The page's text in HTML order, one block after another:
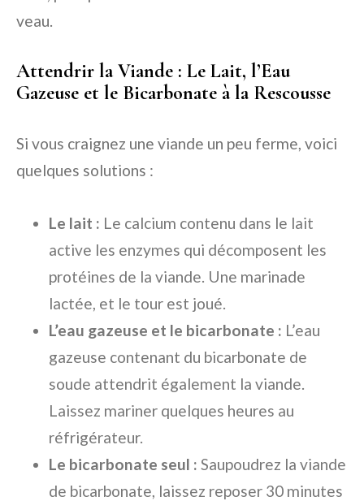
veau.
Attendrir la Viande : Le Lait, l’Eau
Gazeuse et le Bicarbonate à la Rescousse
Si vous craignez une viande un peu ferme, voici
quelques solutions :
Le lait : Le calcium contenu dans le lait
active les enzymes qui décomposent les
protéines de la viande. Une marinade
lactée, et le tour est joué.
L’eau gazeuse et le bicarbonate : L’eau
gazeuse contenant du bicarbonate de
soude attendrit également la viande.
Laissez mariner quelques heures au
réfrigérateur.
Le bicarbonate seul : Saupoudrez la viande
de bicarbonate, laissez reposer 30 minutes